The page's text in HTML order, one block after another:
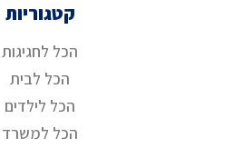
קטגוריות
הכל לחגיגות
הכל לבית
הכל לילדים
הכל למשרד